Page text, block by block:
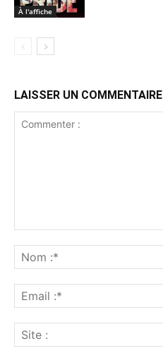
À l'affiche
LAISSER UN COMMENTAIRE